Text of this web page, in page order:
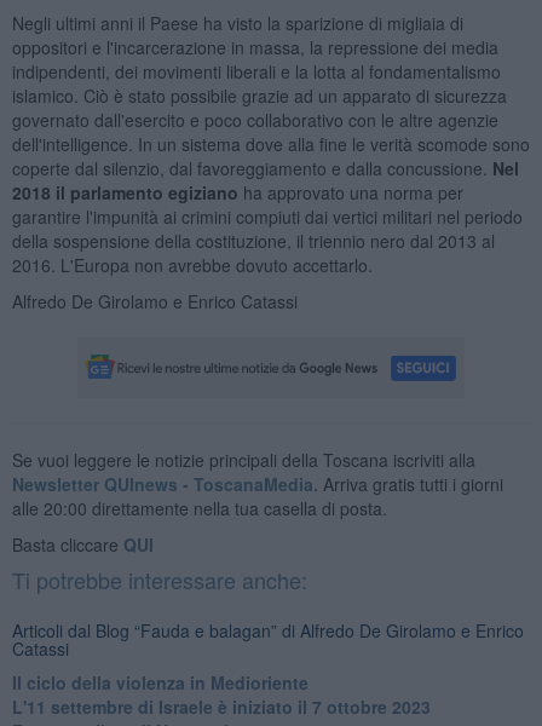
Negli ultimi anni il Paese ha visto la sparizione di migliaia di
oppositori e l'incarcerazione in massa, la repressione dei media
indipendenti, dei movimenti liberali e la lotta al fondamentalismo
islamico. Ciò è stato possibile grazie ad un apparato di sicurezza
governato dall'esercito e poco collaborativo con le altre agenzie
dell'intelligence. In un sistema dove alla fine le verità scomode sono
coperte dal silenzio, dal favoreggiamento e dalla concussione. Nel
2018 il parlamento egiziano ha approvato una norma per
garantire l'impunità ai crimini compiuti dai vertici militari nel periodo
della sospensione della costituzione, il triennio nero dal 2013 al
2016. L'Europa non avrebbe dovuto accettarlo.
Alfredo De Girolamo e Enrico Catassi
Se vuoi leggere le notizie principali della Toscana iscriviti alla
Newsletter QUInews - ToscanaMedia. Arriva gratis tutti i giorni
alle 20:00 direttamente nella tua casella di posta.
Basta cliccare QUI
Ti potrebbe interessare anche:
Articoli dal Blog “Fauda e balagan” di Alfredo De Girolamo e Enrico
Catassi
Il ciclo della violenza in Medioriente
L'11 settembre di Israele è iniziato il 7 ottobre 2023